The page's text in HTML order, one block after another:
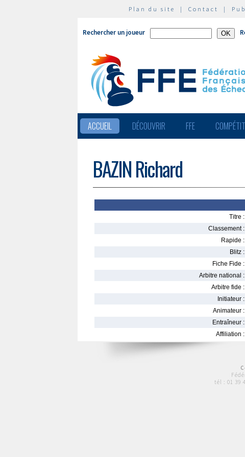
Plan du site | Contact |
Rechercher un joueur
ACCUEIL DÉCOUVRIR FFE
BAZIN Richard
Titre :
Classement :
Rapide :
Blitz :
Fiche Fide :
Arbitre national :
Arbitre fide :
Initiateur :
Animateur :
Entraîneur :
Affiliation :
tél : 01 39